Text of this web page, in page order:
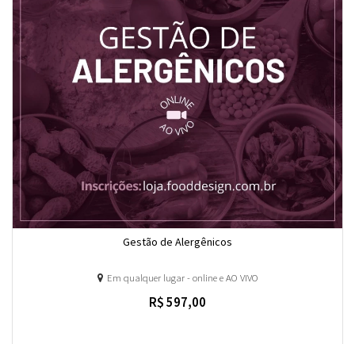
Gestão de Alergênicos
Em qualquer lugar - online e AO VIVO
R$ 597,00